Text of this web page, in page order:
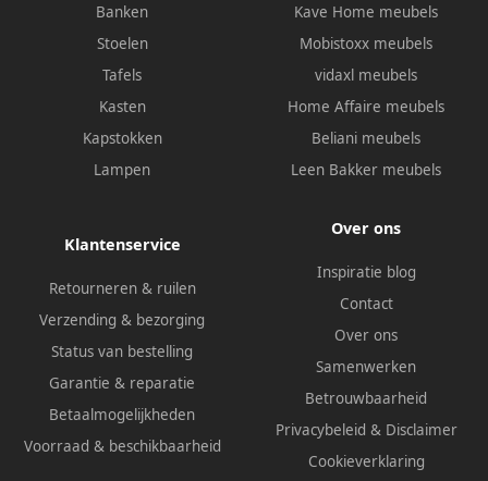
Banken
Stoelen
Tafels
Kasten
Kapstokken
Lampen
Kave Home meubels
Mobistoxx meubels
vidaxl meubels
Home Affaire meubels
Beliani meubels
Leen Bakker meubels
Klantenservice
Retourneren & ruilen
Verzending & bezorging
Status van bestelling
Garantie & reparatie
Betaalmogelijkheden
Voorraad & beschikbaarheid
Over ons
Inspiratie blog
Contact
Over ons
Samenwerken
Betrouwbaarheid
Privacybeleid & Disclaimer
Cookieverklaring